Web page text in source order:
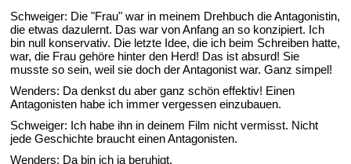
Schweiger: Die "Frau" war in meinem Drehbuch die Antagonistin,
die etwas dazulernt. Das war von Anfang an so konzipiert. Ich
bin null konservativ. Die letzte Idee, die ich beim Schreiben hatte,
war, die Frau gehöre hinter den Herd! Das ist absurd! Sie
musste so sein, weil sie doch der Antagonist war. Ganz simpel!
Wenders: Da denkst du aber ganz schön effektiv! Einen
Antagonisten habe ich immer vergessen einzubauen.
Schweiger: Ich habe ihn in deinem Film nicht vermisst. Nicht
jede Geschichte braucht einen Antagonisten.
Wenders: Da bin ich ja beruhigt.